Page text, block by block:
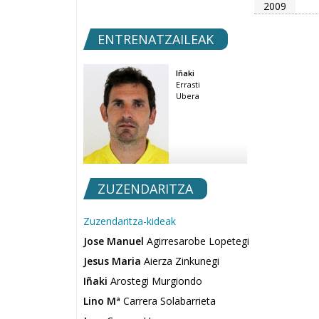
2009
ENTRENATZAILEAK
Iñaki
Errasti
Ubera
ZUZENDARITZA
Zuzendaritza-kideak
Jose Manuel Agirresarobe Lopetegi
Jesus Maria Aierza Zinkunegi
Iñaki Arostegi Murgiondo
Lino Mª Carrera Solabarrieta